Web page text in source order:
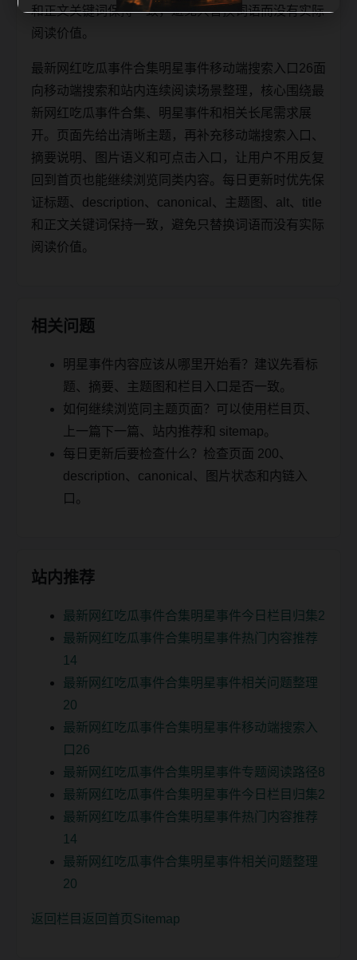
和正文关键词保持一致，避免只替换词语而没有实际
阅读价值。
最新网红吃瓜事件合集明星事件移动端搜索入口26面
向移动端搜索和站内连续阅读场景整理，核心围绕最
新网红吃瓜事件合集、明星事件和相关长尾需求展
开。页面先给出清晰主题，再补充移动端搜索入口、
摘要说明、图片语义和可点击入口，让用户不用反复
回到首页也能继续浏览同类内容。每日更新时优先保
证标题、description、canonical、主题图、alt、title
和正文关键词保持一致，避免只替换词语而没有实际
阅读价值。
相关问题
明星事件内容应该从哪里开始看？建议先看标
题、摘要、主题图和栏目入口是否一致。
如何继续浏览同主题页面？可以使用栏目页、
上一篇下一篇、站内推荐和 sitemap。
每日更新后要检查什么？检查页面 200、
description、canonical、图片状态和内链入
口。
站内推荐
最新网红吃瓜事件合集明星事件今日栏目归集2
最新网红吃瓜事件合集明星事件热门内容推荐
14
最新网红吃瓜事件合集明星事件相关问题整理
20
最新网红吃瓜事件合集明星事件移动端搜索入
口26
最新网红吃瓜事件合集明星事件专题阅读路径8
最新网红吃瓜事件合集明星事件今日栏目归集2
最新网红吃瓜事件合集明星事件热门内容推荐
14
最新网红吃瓜事件合集明星事件相关问题整理
20
返回栏目 返回首页 Sitemap